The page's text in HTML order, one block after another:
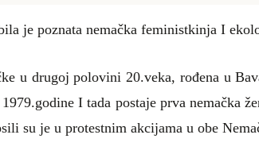
je poznata nemačka feministkinja I
u drugoj polovini 20.veka, rođena u
I tada postaje prva
su je u protestnim akcijama u obe